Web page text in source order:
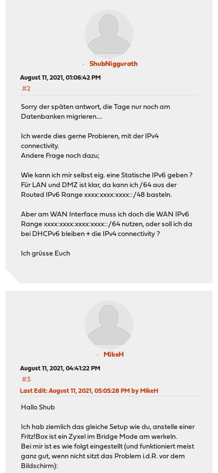
ShubNiggurath
August 11, 2021, 01:06:42 PM
#2
Sorry der späten antwort, die Tage nur noch am
Datenbanken migrieren....
Ich werde dies gerne Probieren, mit der IPv4
connectivity.
Andere Frage noch dazu;
Wie kann ich mir selbst eig. eine Statische IPv6 geben ?
Für LAN und DMZ ist klar, da kann ich /64 aus der
Routed IPv6 Range xxxx:xxxx:xxxx::/48 basteln.
Aber am WAN Interface muss ich doch die WAN IPv6
Range xxxx:xxxx:xxxx:xxxx::/64 nutzen, oder soll ich da
bei DHCPv6 bleiben + die IPv4 connectivity ?
Ich grüsse Euch
MikeH
August 11, 2021, 04:41:22 PM
#3
Last Edit: August 11, 2021, 05:05:28 PM by MikeH
Hallo Shub
Ich hab ziemlich das gleiche Setup wie du, anstelle einer
Fritz!Box ist ein Zyxel im Bridge Mode am werkeln.
Bei mir ist es wie folgt eingestellt (und funktioniert meist
ganz gut, wenn nicht sitzt das Problem i.d.R. vor dem
Bildschirm):